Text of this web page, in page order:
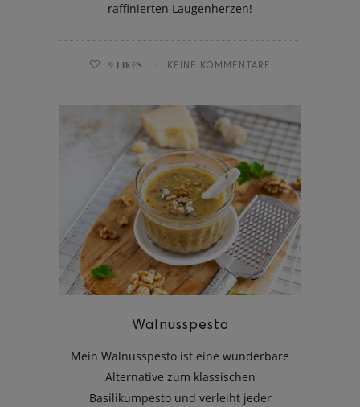
raffinierten Laugenherzen!
9 LIKES KEINE KOMMENTARE
Walnusspesto
Mein Walnusspesto ist eine wunderbare
Alternative zum klassischen
Basilikumpesto und verleiht jeder